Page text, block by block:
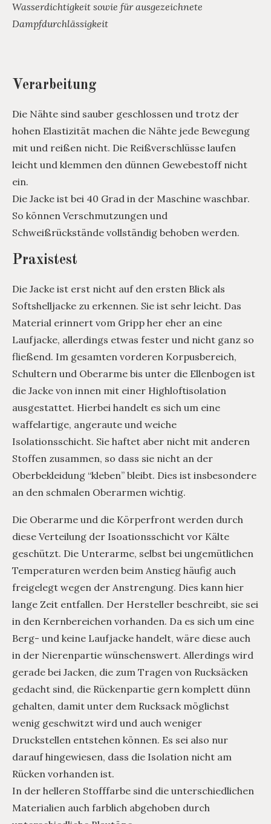
Wasserdichtigkeit sowie für ausgezeichnete
Dampfdurchlässigkeit
Verarbeitung
Die Nähte sind sauber geschlossen und trotz der
hohen Elastizität machen die Nähte jede Bewegung
mit und reißen nicht. Die Reißverschlüsse laufen
leicht und klemmen den dünnen Gewebestoff nicht
ein.
Die Jacke ist bei 40 Grad in der Maschine waschbar.
So können Verschmutzungen und
Schweißrückstände vollständig behoben werden.
Praxistest
Die Jacke ist erst nicht auf den ersten Blick als
Softshelljacke zu erkennen. Sie ist sehr leicht. Das
Material erinnert vom Gripp her eher an eine
Laufjacke, allerdings etwas fester und nicht ganz so
fließend. Im gesamten vorderen Korpusbereich,
Schultern und Oberarme bis unter die Ellenbogen ist
die Jacke von innen mit einer Highloftisolation
ausgestattet. Hierbei handelt es sich um eine
waffelartige, angeraute und weiche
Isolationsschicht. Sie haftet aber nicht mit anderen
Stoffen zusammen, so dass sie nicht an der
Oberbekleidung “kleben” bleibt. Dies ist insbesondere
an den schmalen Oberarmen wichtig.
Die Oberarme und die Körperfront werden durch
diese Verteilung der Isoationsschicht vor Kälte
geschützt. Die Unterarme, selbst bei ungemütlichen
Temperaturen werden beim Anstieg häufig auch
freigelegt wegen der Anstrengung. Dies kann hier
lange Zeit entfallen. Der Hersteller beschreibt, sie sei
in den Kernbereichen vorhanden. Da es sich um eine
Berg- und keine Laufjacke handelt, wäre diese auch
in der Nierenpartie wünschenswert. Allerdings wird
gerade bei Jacken, die zum Tragen von Rucksäcken
gedacht sind, die Rückenpartie gern komplett dünn
gehalten, damit unter dem Rucksack möglichst
wenig geschwitzt wird und auch weniger
Druckstellen entstehen können. Es sei also nur
darauf hingewiesen, dass die Isolation nicht am
Rücken vorhanden ist.
In der helleren Stofffarbe sind die unterschiedlichen
Materialien auch farblich abgehoben durch